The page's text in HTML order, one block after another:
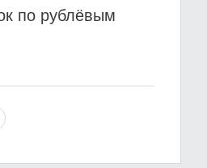
по рублёвым